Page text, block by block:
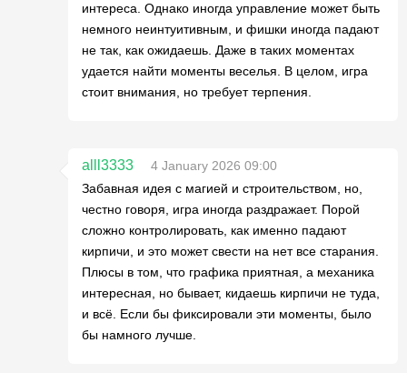
интереса. Однако иногда управление может быть
немного неинтуитивным, и фишки иногда падают
не так, как ожидаешь. Даже в таких моментах
удается найти моменты веселья. В целом, игра
стоит внимания, но требует терпения.
alll3333
4 January 2026 09:00
Забавная идея с магией и строительством, но,
честно говоря, игра иногда раздражает. Порой
сложно контролировать, как именно падают
кирпичи, и это может свести на нет все старания.
Плюсы в том, что графика приятная, а механика
интересная, но бывает, кидаешь кирпичи не туда,
и всё. Если бы фиксировали эти моменты, было
бы намного лучше.